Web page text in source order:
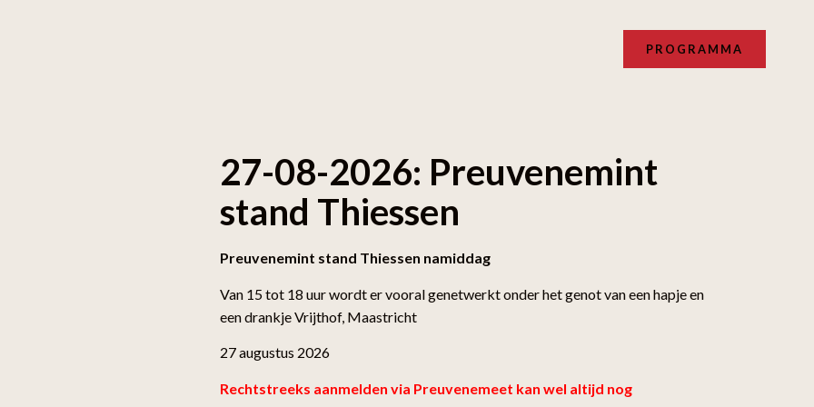
PROGRAMMA
27-08-2026: Preuvenemint
stand Thiessen
Preuvenemint stand Thiessen namiddag
Van 15 tot 18 uur wordt er vooral genetwerkt onder het genot van een hapje en
een drankjeVrijthof, Maastricht
27 augustus 2026
Rechtstreeks aanmelden via Preuvenemeet kan wel altijd nog